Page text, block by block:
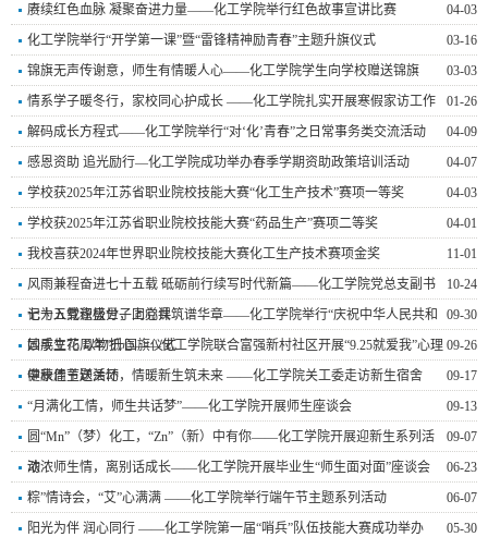
04-03
赓续红色血脉 凝聚奋进力量——化工学院举行红色故事宣讲比赛
03-16
化工学院举行“开学第一课”暨“雷锋精神励青春”主题升旗仪式
03-03
锦旗无声传谢意，师生有情暖人心——化工学院学生向学校赠送锦旗
01-26
情系学子暖冬行，家校同心护成长 ——化工学院扎实开展寒假家访工作
04-09
解码成长方程式——化工学院举行“对‘化’青春”之日常事务类交流活动
04-07
感恩资助 追光励行—化工学院成功举办春季学期资助政策培训活动
04-03
学校获2025年江苏省职业院校技能大赛“化工生产技术”赛项一等奖
04-01
学校获2025年江苏省职业院校技能大赛“药品生产”赛项二等奖
11-01
我校喜获2024年世界职业院校技能大赛化工生产技术赛项金奖
10-24
风雨兼程奋进七十五载 砥砺前行续写时代新篇——化工学院党总支副书
记为入党积极分子上党课
09-30
七十五载逢盛世，同心共筑谱华章——化工学院举行“庆祝中华人民共和
国成立75周年”升国旗仪式
09-26
妙手生花 以物抵心——化工学院联合富强新村社区开展“9.25就爱我”心理
健康周主题活动
09-17
中秋佳节送关怀，情暖新生筑未来 ——化工学院关工委走访新生宿舍
09-13
“月满化工情，师生共话梦”——化工学院开展师生座谈会
09-07
圆“Mn”（梦）化工，“Zn”（新）中有你——化工学院开展迎新生系列活
动
06-23
浓浓师生情，离别话成长——化工学院开展毕业生“师生面对面”座谈会
06-07
粽”情诗会，“艾”心满满 ——化工学院举行端午节主题系列活动
05-30
阳光为伴 润心同行 ——化工学院第一届“哨兵”队伍技能大赛成功举办